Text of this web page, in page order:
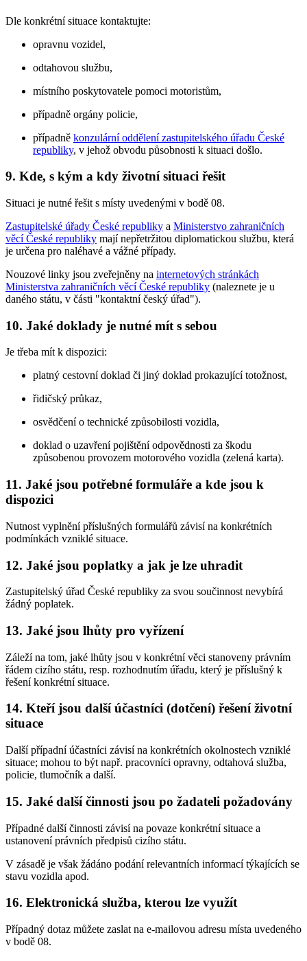
Dle konkrétní situace kontaktujte:
opravnu vozidel,
odtahovou službu,
místního poskytovatele pomoci motoristům,
případně orgány policie,
případně konzulární oddělení zastupitelského úřadu České
republiky, v jehož obvodu působnosti k situaci došlo.
9. Kde, s kým a kdy životní situaci řešit
Situaci je nutné řešit s místy uvedenými v bodě 08.
Zastupitelské úřady České republiky a Ministerstvo zahraničních
věcí České republiky mají nepřetržitou diplomatickou službu, která
je určena pro naléhavé a vážné případy.
Nouzové linky jsou zveřejněny na internetových stránkách
Ministerstva zahraničních věcí České republiky (naleznete je u
daného státu, v části "kontaktní český úřad").
10. Jaké doklady je nutné mít s sebou
Je třeba mít k dispozici:
platný cestovní doklad či jiný doklad prokazující totožnost,
řidičský průkaz,
osvědčení o technické způsobilosti vozidla,
doklad o uzavření pojištění odpovědnosti za škodu
způsobenou provozem motorového vozidla (zelená karta).
11. Jaké jsou potřebné formuláře a kde jsou k
dispozici
Nutnost vyplnění příslušných formulářů závisí na konkrétních
podmínkách vzniklé situace.
12. Jaké jsou poplatky a jak je lze uhradit
Zastupitelský úřad České republiky za svou součinnost nevybírá
žádný poplatek.
13. Jaké jsou lhůty pro vyřízení
Záleží na tom, jaké lhůty jsou v konkrétní věci stanoveny právním
řádem cizího státu, resp. rozhodnutím úřadu, který je příslušný k
řešení konkrétní situace.
14. Kteří jsou další účastníci (dotčení) řešení životní
situace
Další případní účastníci závisí na konkrétních okolnostech vzniklé
situace; mohou to být např. pracovníci opravny, odtahová služba,
policie, tlumočník a další.
15. Jaké další činnosti jsou po žadateli požadovány
Případné další činnosti závisí na povaze konkrétní situace a
ustanovení právních předpisů cizího státu.
V zásadě je však žádáno podání relevantních informací týkajících se
stavu vozidla apod.
16. Elektronická služba, kterou lze využít
Případný dotaz můžete zaslat na e-mailovou adresu místa uvedeného
v bodě 08.